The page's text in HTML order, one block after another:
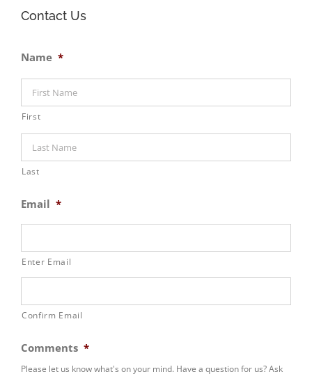
Contact Us
Name *
First
Last
Email *
Enter Email
Confirm Email
Comments *
Please let us know what's on your mind. Have a question for us? Ask